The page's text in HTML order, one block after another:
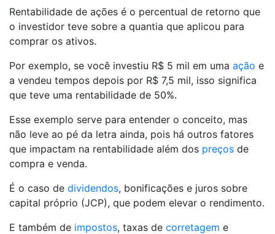
Rentabilidade de ações é o percentual de retorno que
o investidor teve sobre a quantia que aplicou para
comprar os ativos.
Por exemplo, se você investiu R$ 5 mil em uma ação e
a vendeu tempos depois por R$ 7,5 mil, isso significa
que teve uma rentabilidade de 50%.
Esse exemplo serve para entender o conceito, mas
não leve ao pé da letra ainda, pois há outros fatores
que impactam na rentabilidade além dos preços de
compra e venda.
É o caso de dividendos, bonificações e juros sobre
capital próprio (JCP), que podem elevar o rendimento.
E também de impostos, taxas de corretagem e